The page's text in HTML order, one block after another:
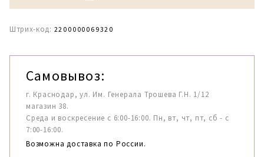
Штрих-код: 2200000069320
Самовывоз:
г. Краснодар, ул. Им. Генерала Трошева Г.Н. 1/12
магазин 38.
Среда и воскресение с 6:00-16:00. Пн, вт, чт, пт, сб - с
7:00-16:00.
Возможна доставка по России.